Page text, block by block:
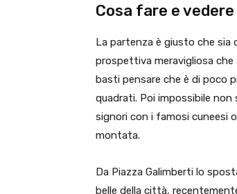
Cosa fare e vedere
La partenza è giusto che sia
prospettiva meravigliosa che
basti pensare che è di poco
quadrati. Poi impossibile
signori con i famosi cuneesi
montata.
Da Piazza Galimberti lo
belle della città,